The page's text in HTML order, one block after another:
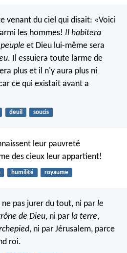
venant du ciel qui disait: «Voici
les hommes! Il habitera
et Dieu lui-même sera
. Il essuiera toute larme de
plus et il n'y aura plus ni
ce qui existait avant a
deuil soucis
leur pauvreté
des cieux leur appartient!
humilité royaume
pas jurer du tout, ni par le
de Dieu, ni par la terre,
, ni par Jérusalem, parce
roi.